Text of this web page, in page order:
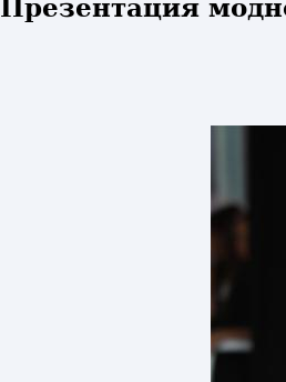
Презентация